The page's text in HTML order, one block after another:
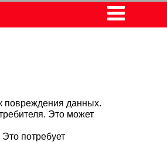
повреждения данных.
Это может
потребует